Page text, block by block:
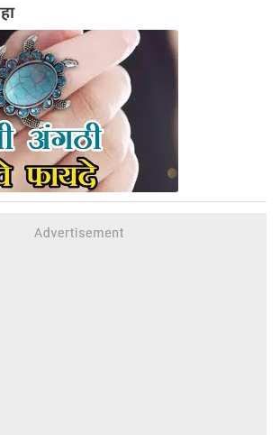
शैलेंद्र सिंह यांनी नमूद केले की ही घटना त्या
आहे जेव्हा त्यांची आणि सलमानची घट्ट
होती; त्यावेळी ते दर सोमवारी रात्री एकत्र पार्टी
संभाषणादरम्यान, त्यांनी सांगितले की
जेवताना आरशात स्वतःला पाहण्याची
वेगळी सवय होती.